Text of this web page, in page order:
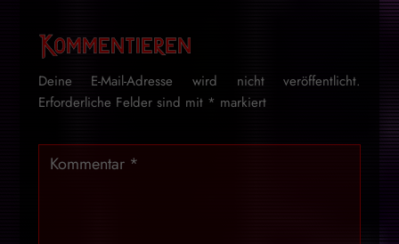
Kommentieren
Deine E-Mail-Adresse wird nicht veröffentlicht.
Erforderliche Felder sind mit * markiert